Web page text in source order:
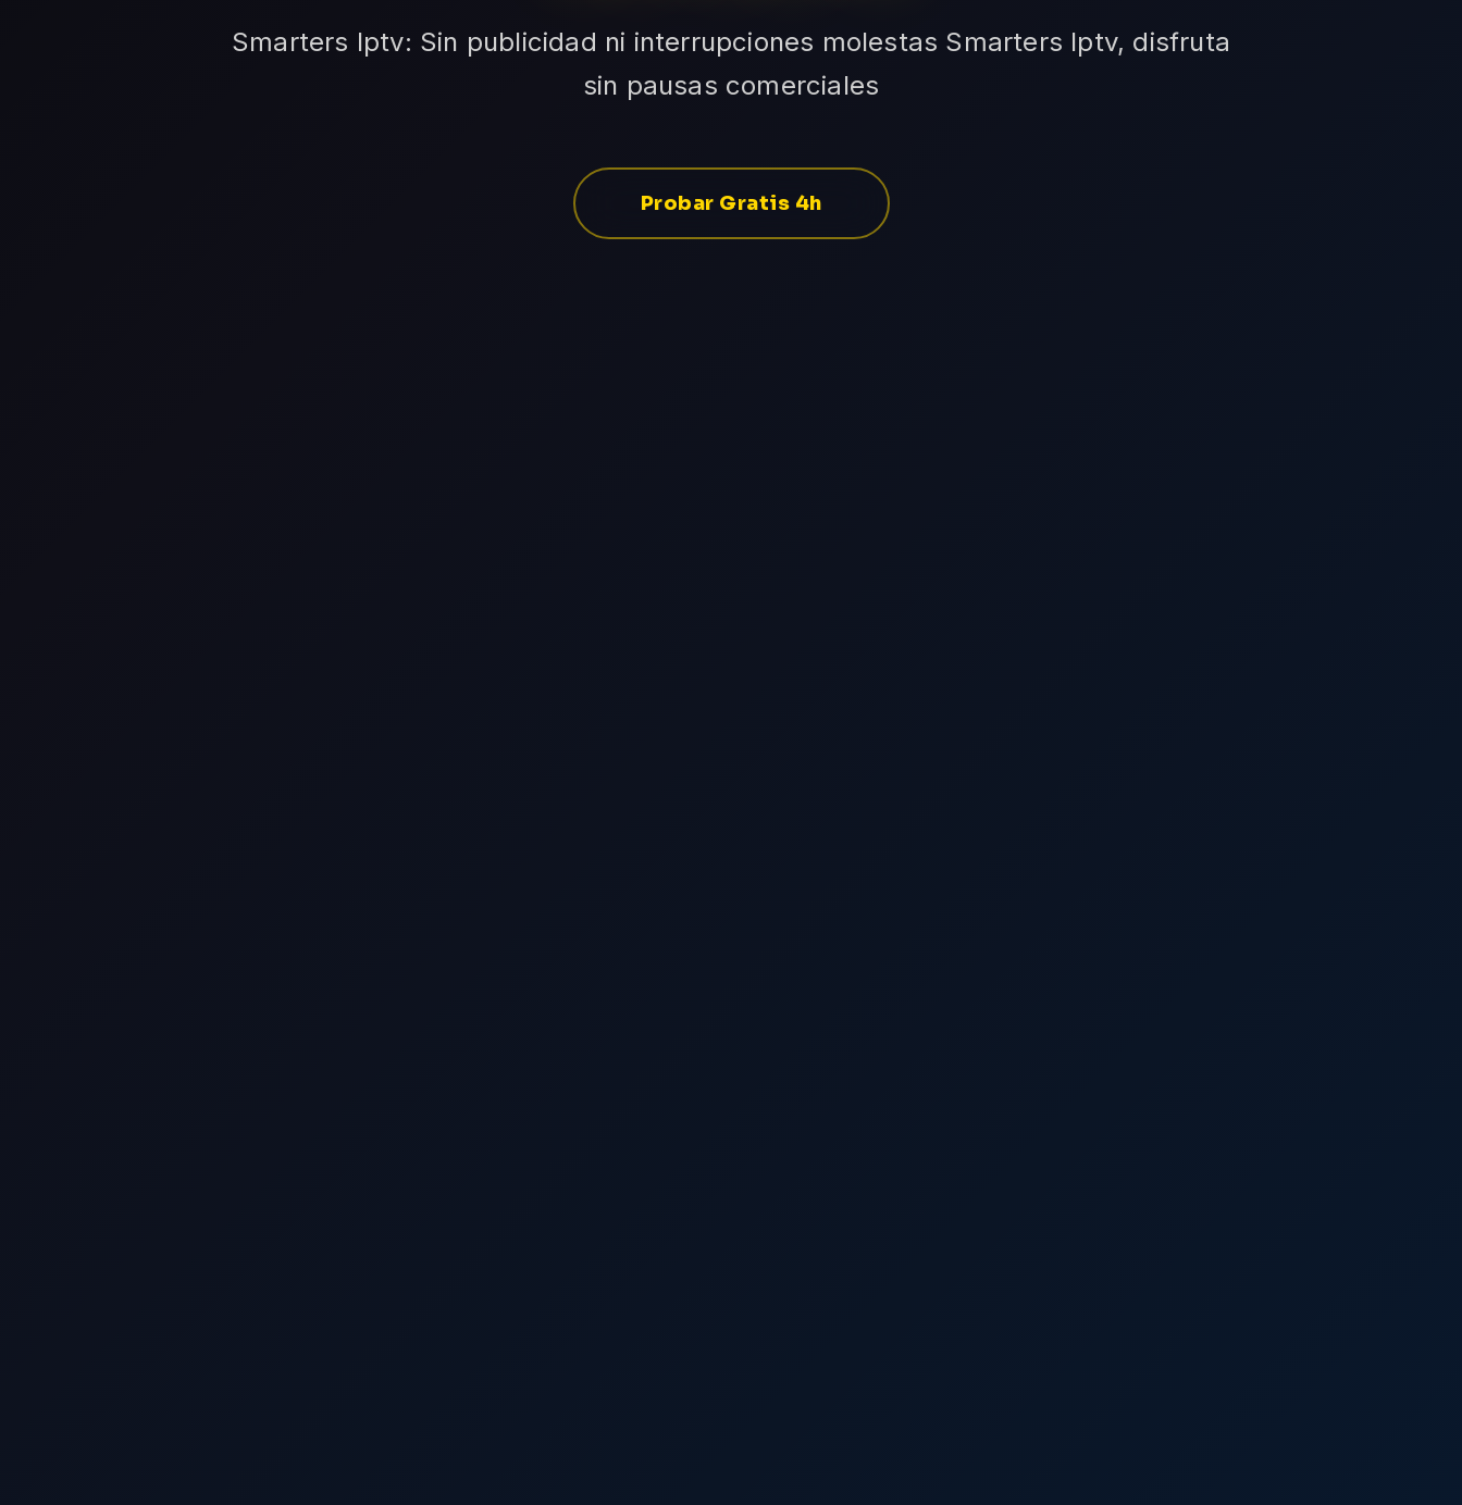
Smarters Iptv: Sin publicidad ni interrupciones molestas Smarters Iptv, disfruta
sin pausas comerciales
Probar Gratis 4h